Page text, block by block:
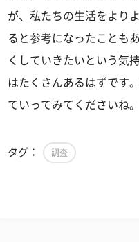
が、私たちの生活をより
ると参考になったことも
くしていきたいという気
はたくさんあるはずです
ていってみてくださいね。
タグ： 調査